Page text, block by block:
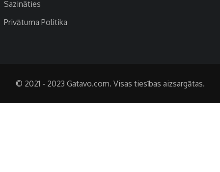
Sazināties
Privātuma Politika
© 2021 - 2023 Gatavo.com. Visas tiesības aizsargātas.